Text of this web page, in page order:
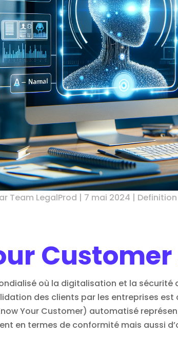
Team LegalProd | 7 mai 2024 | Definition
où la digitalisation et la
des clients par les entreprises est
Your Customer) automatisé
en termes de conformité mais aussi